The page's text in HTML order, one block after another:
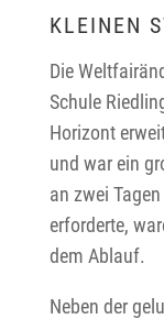
LEINEN
Die
Schule
Horizont
und war ein
an zwei
erforderte,
dem Ablauf.
Neben der